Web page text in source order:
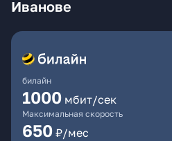
Иванове
билайн
1000 мбит/сек
Максимальная скорость
650 ₽/мес